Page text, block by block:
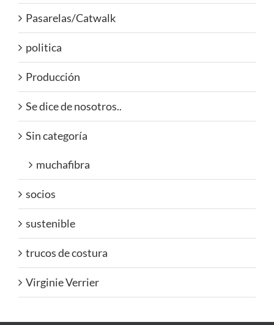
Pasarelas/Catwalk
politica
Producción
Se dice de nosotros..
Sin categoría
muchafibra
socios
sustenible
trucos de costura
Virginie Verrier